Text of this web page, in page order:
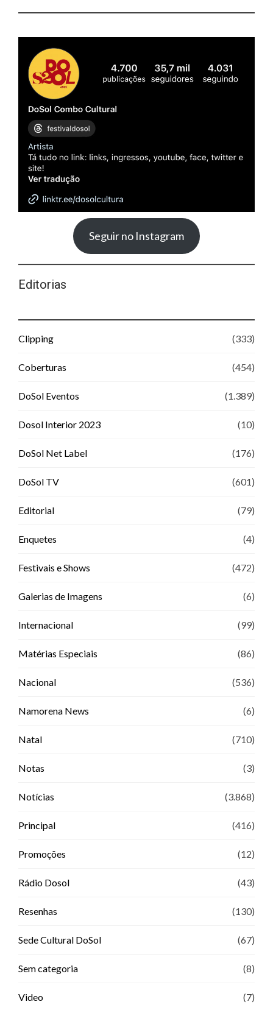
Seguir no Instagram
Editorias
Clipping (333)
Coberturas (454)
DoSol Eventos (1.389)
Dosol Interior 2023 (10)
DoSol Net Label (176)
DoSol TV (601)
Editorial (79)
Enquetes (4)
Festivais e Shows (472)
Galerias de Imagens (6)
Internacional (99)
Matérias Especiais (86)
Nacional (536)
Namorena News (6)
Natal (710)
Notas (3)
Notícias (3.868)
Principal (416)
Promoções (12)
Rádio Dosol (43)
Resenhas (130)
Sede Cultural DoSol (67)
Sem categoria (8)
Video (7)